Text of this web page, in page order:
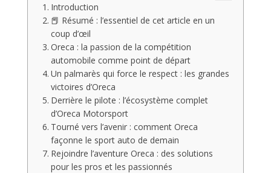
Introduction
📕 Résumé : l’essentiel de cet article en un
coup d’œil
Oreca : la passion de la compétition
automobile comme point de départ
Un palmarès qui force le respect : les grandes
victoires d’Oreca
Derrière le pilote : l’écosystème complet
d’Oreca Motorsport
Tourné vers l’avenir : comment Oreca
façonne le sport auto de demain
Rejoindre l’aventure Oreca : des solutions
pour les pros et les passionnés